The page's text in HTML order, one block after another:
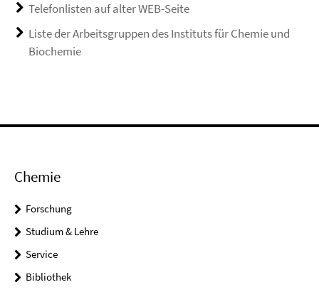
Telefonlisten auf alter WEB-Seite
Liste der Arbeitsgruppen des Instituts für Chemie und
Biochemie
Chemie
Forschung
Studium & Lehre
Service
Bibliothek